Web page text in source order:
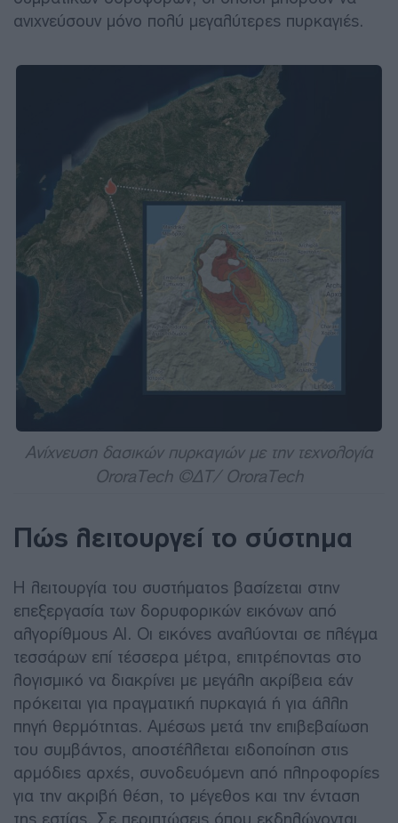
ανιχνεύσουν μόνο πολύ μεγαλύτερες πυρκαγιές.
Ανίχνευση δασικών πυρκαγιών με την τεχνολογία
OroraTech ©ΔΤ/ OroraTech
Πώς λειτουργεί το σύστημα
Η λειτουργία του συστήματος βασίζεται στην
επεξεργασία των δορυφορικών εικόνων από
αλγορίθμους AI. Οι εικόνες αναλύονται σε πλέγμα
τεσσάρων επί τέσσερα μέτρα, επιτρέποντας στο
λογισμικό να διακρίνει με μεγάλη ακρίβεια εάν
πρόκειται για πραγματική πυρκαγιά ή για άλλη
πηγή θερμότητας. Αμέσως μετά την επιβεβαίωση
του συμβάντος, αποστέλλεται ειδοποίηση στις
αρμόδιες αρχές, συνοδευόμενη από πληροφορίες
για την ακριβή θέση, το μέγεθος και την ένταση
της εστίας. Σε περιπτώσεις όπου εκδηλώνονται